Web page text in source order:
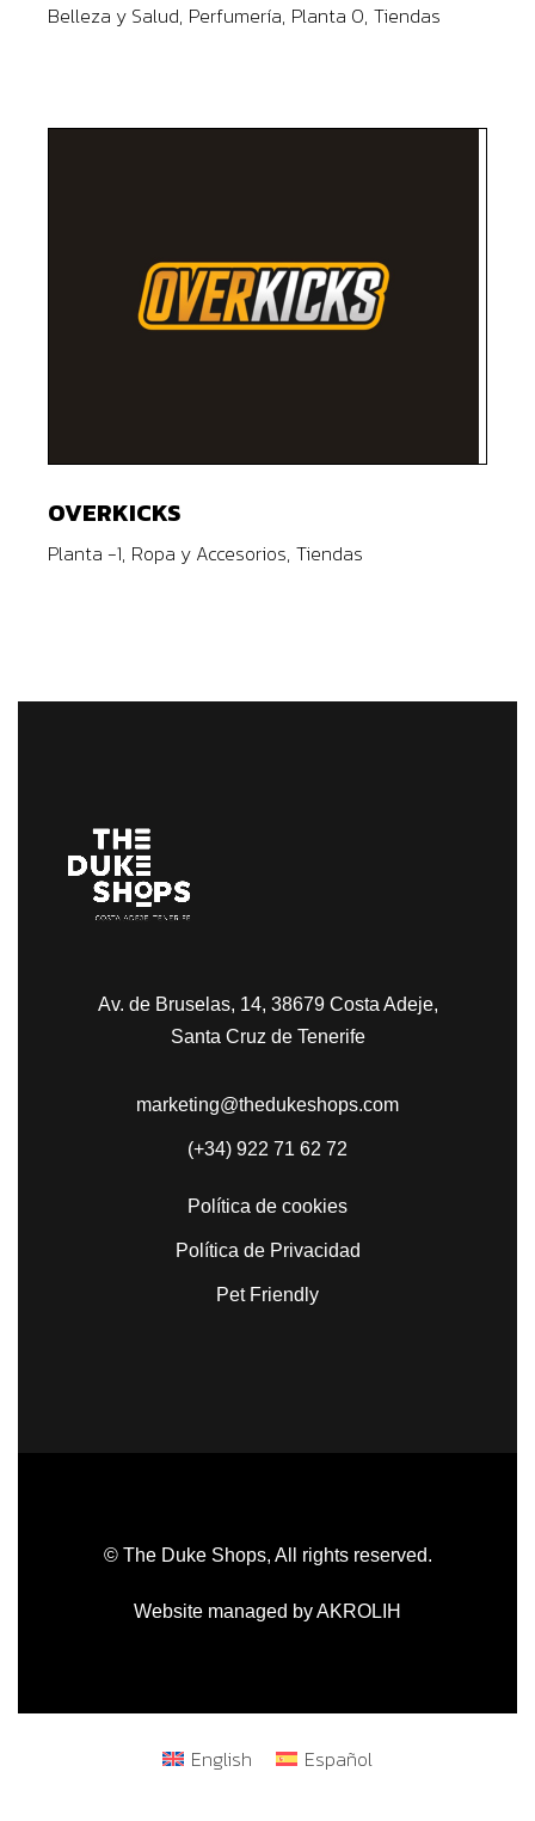
Belleza y Salud Perfumería Planta 0 Tiendas
OVERKICKS
Planta -1 Ropa y Accesorios Tiendas
Av. de Bruselas, 14, 38679 Costa Adeje,
Santa Cruz de Tenerife
marketing@thedukeshops.com
(+34) 922 71 62 72
Política de cookies
Política de Privacidad
Pet Friendly
© The Duke Shops, All rights reserved.
Website managed by AKROLIH
English Español